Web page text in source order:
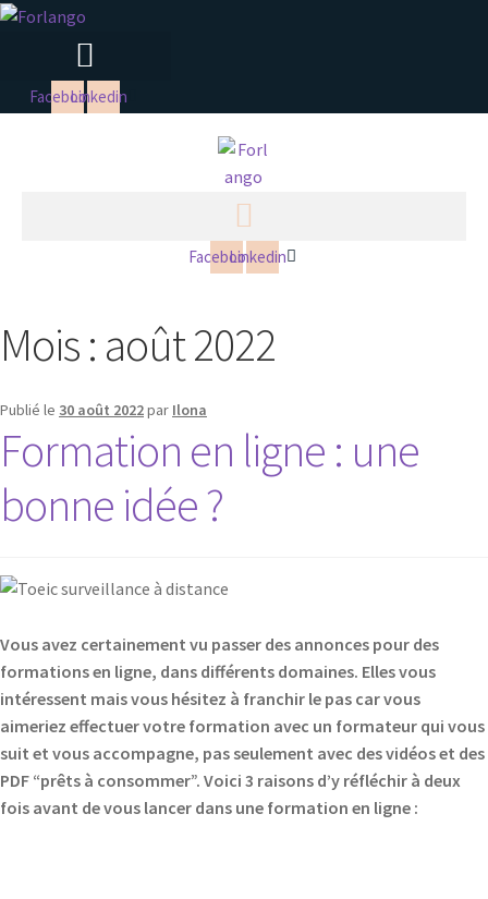
FacebookLinkedin
FacebookLinkedin
Mois : août 2022
Publié le 30 août 2022par Ilona
Formation en ligne : une
bonne idée ?
Vous avez certainement vu passer des annonces pour des
formations en ligne, dans différents domaines. Elles vous
intéressent mais vous hésitez à franchir le pas car vous
aimeriez effectuer votre formation avec un formateur qui vous
suit et vous accompagne, pas seulement avec des vidéos et des
PDF “prêts à consommer”. Voici 3 raisons d’y réfléchir à deux
fois avant de vous lancer dans une formation en ligne :